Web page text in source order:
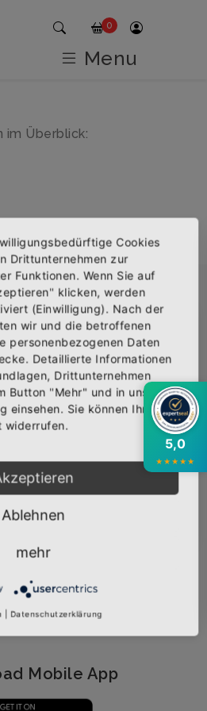
im Überblick:
Mallorca Urlaub
Mobile App
unseren Newsletter
News über neue
einen 10% Gutschein für
Abonnieren
0
Menu
Cookies
Drittunternehmen zur
Funktionen. Wenn Sie auf
klicken, werden
(Einwilligung). Nach der
wir und die betroffenen
personenbezogenen Daten
Detaillierte Informationen
Drittunternehmen
Button "Mehr" und in unserer
einsehen. Sie können Ihre
widerrufen.
Ablehnen
mehr
Datenschutzerklärung
5,0
★★★★★